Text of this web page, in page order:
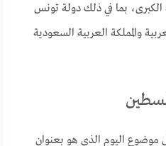
الكبرى، بما في ذلك دولة تونس
والمملكة العربية السعودية
موضوع اليوم الذي هو بعنوان